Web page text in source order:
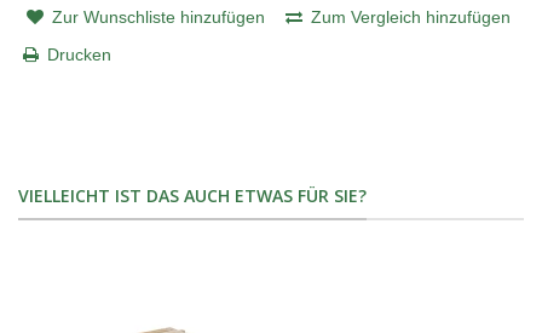
Zur Wunschliste hinzufügen
Zum Vergleich hinzufügen
Drucken
VIELLEICHT IST DAS AUCH ETWAS FÜR SIE?